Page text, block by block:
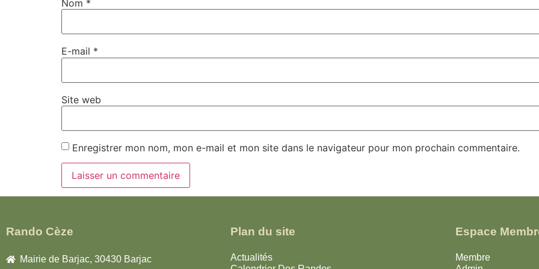
Nom *
E-mail *
Site web
Enregistrer mon nom, mon e-mail et mon site dans le navigateur pour mon prochain commentaire.
Rando Cèze
Mairie de Barjac, 30430 Barjac
Plan du site
Actualités
Espace
Membre